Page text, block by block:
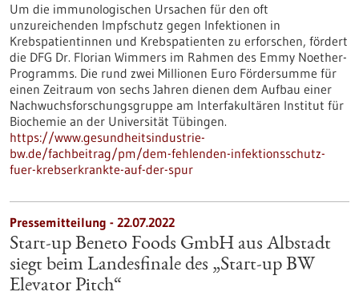
Um die immunologischen Ursachen für den oft
unzureichenden Impfschutz gegen Infektionen in
Krebspatientinnen und Krebspatienten zu erforschen, fördert
die DFG Dr. Florian Wimmers im Rahmen des Emmy Noether-
Programms. Die rund zwei Millionen Euro Fördersumme für
einen Zeitraum von sechs Jahren dienen dem Aufbau einer
Nachwuchsforschungsgruppe am Interfakultären Institut für
Biochemie an der Universität Tübingen.
https://www.gesundheitsindustrie-
bw.de/fachbeitrag/pm/dem-fehlenden-infektionsschutz-
fuer-krebserkrankte-auf-der-spur
Pressemitteilung - 22.07.2022
Start-up Beneto Foods GmbH aus Albstadt
siegt beim Landesfinale des „Start-up BW
Elevator Pitch“